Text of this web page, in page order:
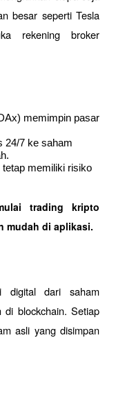
besar seperti Tesla
rekening broker
memimpin pasar
24/7 ke saham
memiliki risiko
trading kripto
mudah di aplikasi.
digital dari saham
di blockchain. Setiap
asli yang disimpan